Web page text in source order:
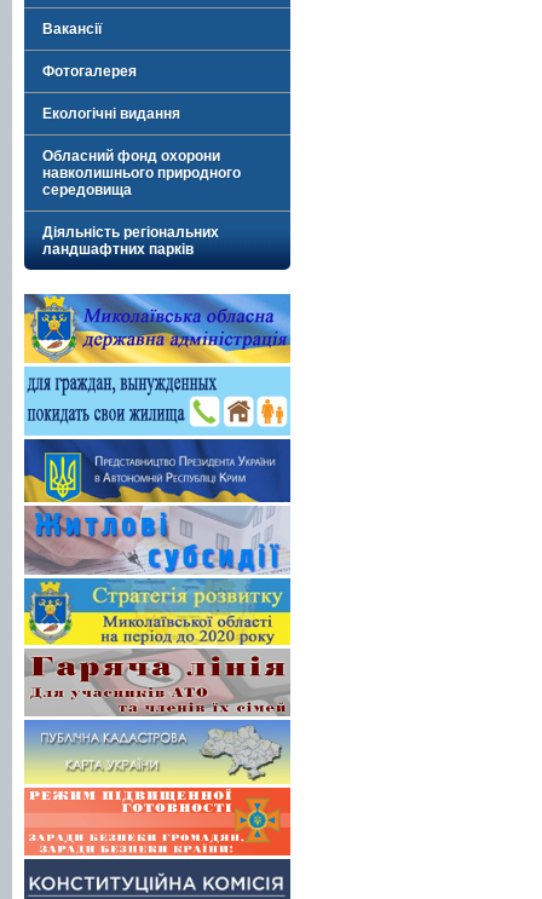
Вакансії
Фотогалерея
Екологічні видання
Обласний фонд охорони
навколишнього природного
середовища
Діяльність регіональних
ландшафтних парків